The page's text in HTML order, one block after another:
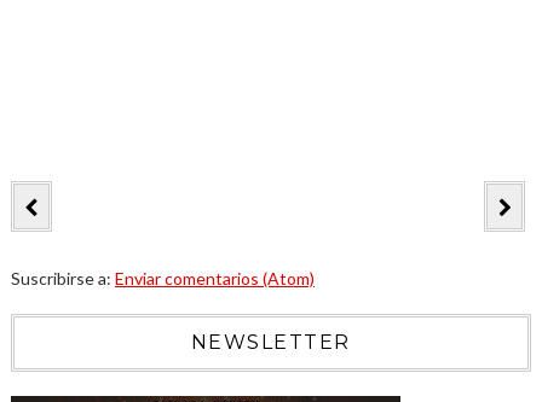
Suscribirse a: Enviar comentarios (Atom)
NEWSLETTER